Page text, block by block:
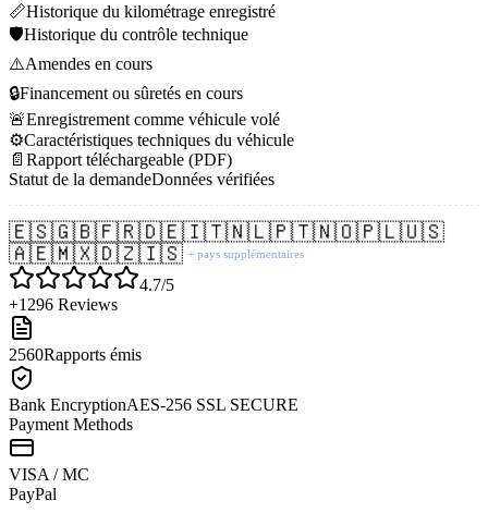
📏Historique du kilométrage enregistré
🛡️Historique du contrôle technique
⚠️Amendes en cours
🔒Financement ou sûretés en cours
🚨Enregistrement comme véhicule volé
⚙️Caractéristiques techniques du véhicule
📄 Rapport téléchargeable (PDF)
Statut de la demandeDonnées vérifiées
🇪🇸🇬🇧🇫🇷🇩🇪🇮🇹🇳🇱🇵🇹🇳🇴🇵🇱🇺🇸
🇦🇪🇲🇽🇩🇿🇮🇸 + pays supplémentaires
4.7/5
+1296 Reviews
2560Rapports émis
Bank EncryptionAES-256 SSL SECURE
Payment Methods
VISA / MC
PayPal